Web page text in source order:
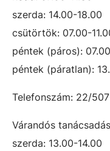
szerda: 14.00-18.00
csütörtök: 07.00-
péntek (páros):
péntek (páratlan):
Telefonszám: 22/
Várandós
szerda: 13.00-14.00